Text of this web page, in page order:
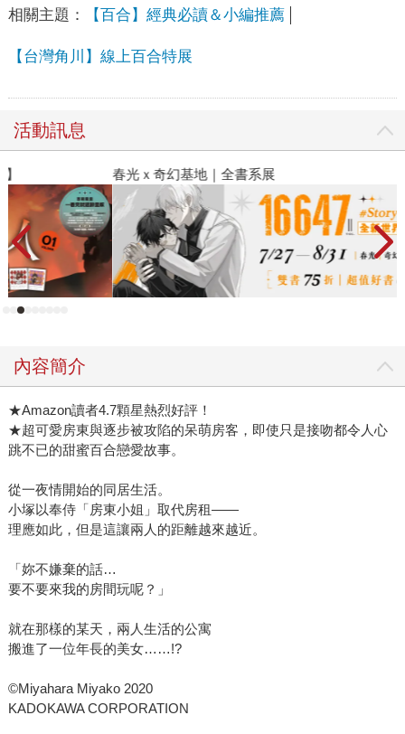
相關主題： 【百合】經典必讀＆小編推薦
【台灣角川】線上百合特展
活動訊息
春光ｘ奇幻基地｜全書系展
內容簡介
★Amazon讀者4.7顆星熱烈好評！
★超可愛房東與逐步被攻陷的呆萌房客，即使只是接吻都令人心
跳不已的甜蜜百合戀愛故事。
從一夜情開始的同居生活。
小塚以奉侍「房東小姐」取代房租——
理應如此，但是這讓兩人的距離越來越近。
「妳不嫌棄的話…
要不要來我的房間玩呢？」
就在那樣的某天，兩人生活的公寓
搬進了一位年長的美女……!?
©Miyahara Miyako 2020
KADOKAWA CORPORATION